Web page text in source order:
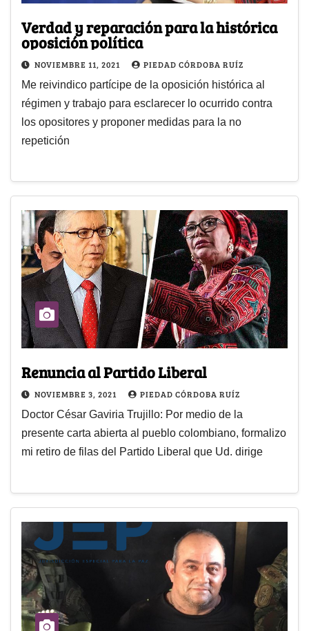
Verdad y reparación para la histórica
oposición política
NOVIEMBRE 11, 2021 PIEDAD CÓRDOBA RUÍZ
Me reivindico partícipe de la oposición histórica al
régimen y trabajo para esclarecer lo ocurrido contra
los opositores y proponer medidas para la no
repetición
Renuncia al Partido Liberal
NOVIEMBRE 3, 2021 PIEDAD CÓRDOBA RUÍZ
Doctor César Gaviria Trujillo: Por medio de la
presente carta abierta al pueblo colombiano, formalizo
mi retiro de filas del Partido Liberal que Ud. dirige